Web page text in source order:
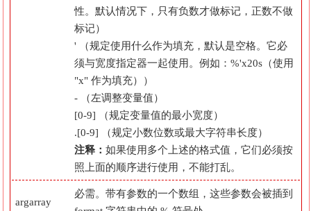
性。默认情况下，只有负数才做标记，正数不做
标记）
' （规定使用什么作为填充，默认是空格。它必
须与宽度指定器一起使用。例如：%'x20s（使用
"x" 作为填充））
- （左调整变量值）
[0-9] （规定变量值的最小宽度）
.[0-9] （规定小数位数或最大字符串长度）
注释：如果使用多个上述的格式值，它们必须按
照上面的顺序进行使用，不能打乱。
argarray
必需。带有参数的一个数组，这些参数会被插到